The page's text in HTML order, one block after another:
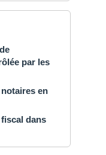
par les
en
dans